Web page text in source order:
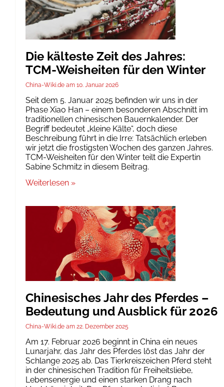
Die kälteste Zeit des Jahres:
TCM-Weisheiten für den Winter
China-Wiki.de 10. Januar 2026
Seit dem 5. Januar 2025 befinden wir uns in der
Phase Xiao Han – einem besonderen Abschnitt im
traditionellen chinesischen Bauernkalender. Der
Begriff bedeutet „kleine Kälte“, doch diese
Beschreibung führt in die Irre: Tatsächlich erleben
wir jetzt die frostigsten Wochen des ganzen Jahres.
TCM-Weisheiten für den Winter teilt die Expertin
Sabine Schmitz in diesem Beitrag.
Weiterlesen »
Chinesisches Jahr des Pferdes –
Bedeutung und Ausblick für 2026
China-Wiki.de 22. Dezember 2025
Am 17. Februar 2026 beginnt in China ein neues
Lunarjahr, das Jahr des Pferdes löst das Jahr der
Schlange 2025 ab. Das Tierkreiszeichen Pferd steht
in der chinesischen Tradition für Freiheitsliebe,
Lebensenergie und einen starken Drang nach